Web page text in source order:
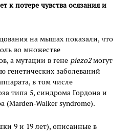
к потере чувства осязания и
на мышах показали, что
во множестве
а мутации в гене piezo2могут
генетических заболеваний
в том числе
типа 5, синдрома Гордона и
(Marden-Walker syndrome).
9 и 19 лет), описанные в